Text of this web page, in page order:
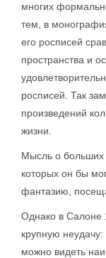
многих
тем, в
его росписей
пространства и
росписей. Так
произведений
жизни.
Мысль о больших
которых он бы
фантазию,
Однако в Салоне
крупную
можно видеть